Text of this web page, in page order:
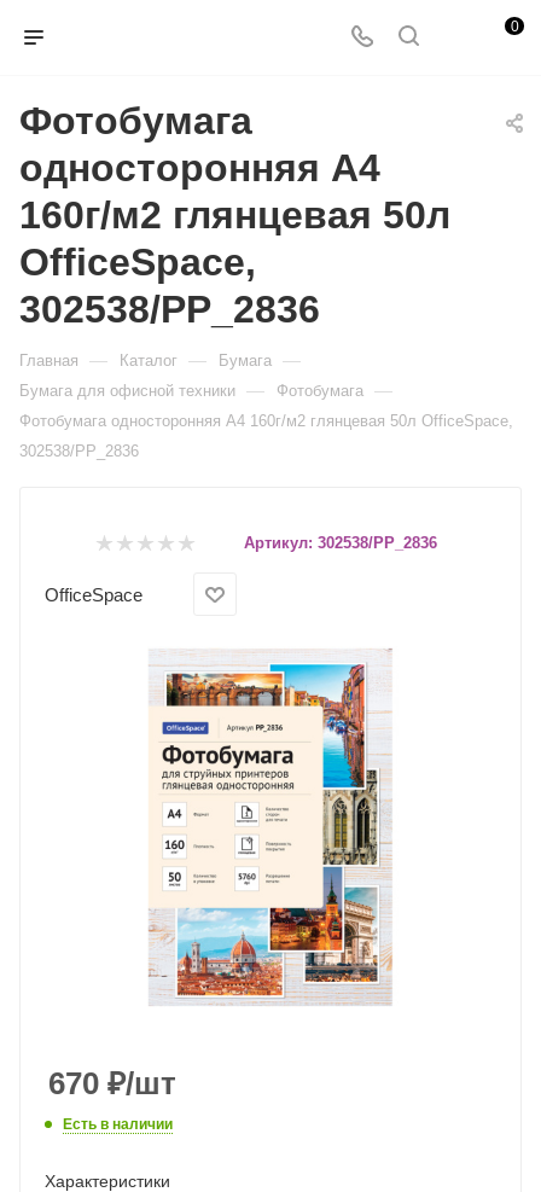
0
Фотобумага
односторонняя А4
160г/м2 глянцевая 50л
OfficeSpace,
302538/PP_2836
Главная — Каталог — Бумага —
Бумага для офисной техники — Фотобумага —
Фотобумага односторонняя А4 160г/м2 глянцевая 50л OfficeSpace,
302538/PP_2836
Артикул: 302538/PP_2836
OfficeSpace
670 ₽/шт
Есть в наличии
Характеристики